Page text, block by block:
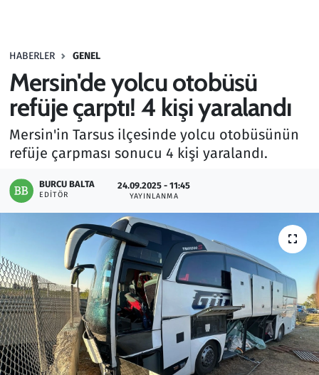
HABERLER GENEL
Mersin'de yolcu otobüsü
refüje çarptı! 4 kişi yaralandı
Mersin'in Tarsus ilçesinde yolcu otobüsünün
refüje çarpması sonucu 4 kişi yaralandı.
BURCU BALTA
EDITÖR
24.09.2025 - 11:45
YAYINLANMA
Haber
Kültür Sanat
Kurumsal Haberler
Otomobil
Oyun
Ramazan
Resmi İlanlar